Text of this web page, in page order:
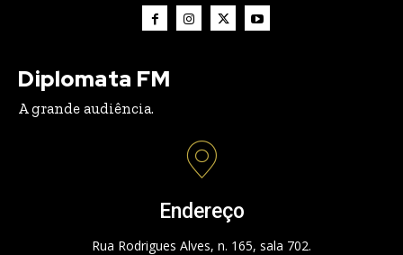
Diplomata FM
A grande audiência.
Endereço
Rua Rodrigues Alves, n. 165, sala 702.